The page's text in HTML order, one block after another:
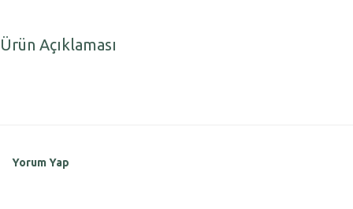
Ürün Açıklaması
Yorum Yap